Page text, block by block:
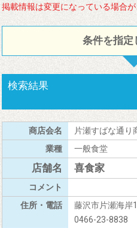
掲載情報は変更になっている場合が
条件を指定
検索結果
片瀬すばな通り
一般食堂
喜食家
藤沢市片瀬海岸
0466-23-8838